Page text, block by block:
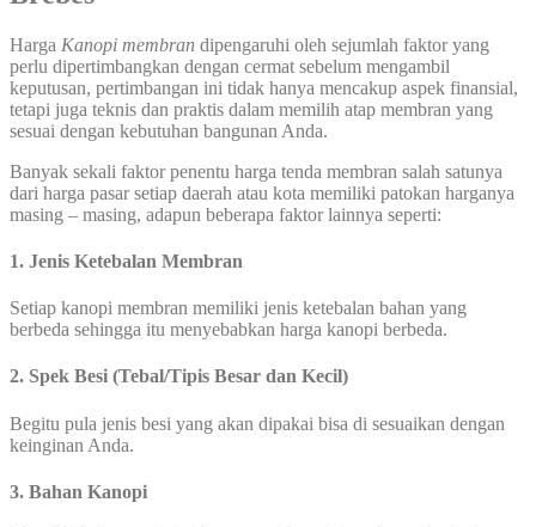
Harga Kanopi membran dipengaruhi oleh sejumlah faktor yang
perlu dipertimbangkan dengan cermat sebelum mengambil
keputusan, pertimbangan ini tidak hanya mencakup aspek finansial,
tetapi juga teknis dan praktis dalam memilih atap membran yang
sesuai dengan kebutuhan bangunan Anda.
Banyak sekali faktor penentu harga tenda membran salah satunya
dari harga pasar setiap daerah atau kota memiliki patokan harganya
masing – masing, adapun beberapa faktor lainnya seperti:
1. Jenis Ketebalan Membran
Setiap kanopi membran memiliki jenis ketebalan bahan yang
berbeda sehingga itu menyebabkan harga kanopi berbeda.
2. Spek Besi (Tebal/Tipis Besar dan Kecil)
Begitu pula jenis besi yang akan dipakai bisa di sesuaikan dengan
keinginan Anda.
3. Bahan Kanopi